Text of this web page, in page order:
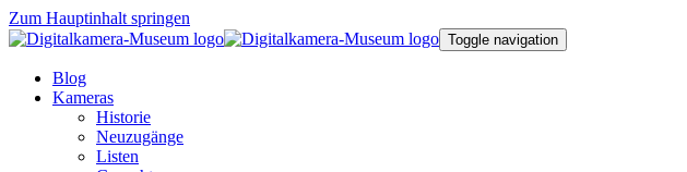
Zum Hauptinhalt springen
Toggle navigation
Blog
Kameras
Historie
Neuzugänge
Listen